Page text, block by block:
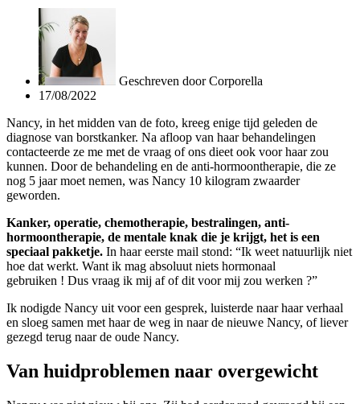
Geschreven doorCorporella
17/08/2022
Nancy, in het midden van de foto, kreeg enige tijd geleden de
diagnose van borstkanker. Na afloop van haar behandelingen
contacteerde ze me met de vraag of ons dieet ook voor haar zou
kunnen. Door de behandeling en de anti-hormoontherapie, die ze
nog 5 jaar moet nemen, was Nancy 10 kilogram zwaarder
geworden.
Kanker, operatie, chemotherapie, bestralingen, anti-
hormoontherapie, de mentale knak die je krijgt, het is een
speciaal pakketje. In haar eerste mail stond: “Ik weet natuurlijk niet
hoe dat werkt. Want ik mag absoluut niets hormonaal
gebruiken ! Dus vraag ik mij af of dit voor mij zou werken ?”
Ik nodigde Nancy uit voor een gesprek, luisterde naar haar verhaal
en sloeg samen met haar de weg in naar de nieuwe Nancy, of liever
gezegd terug naar de oude Nancy.
Van huidproblemen naar overgewicht